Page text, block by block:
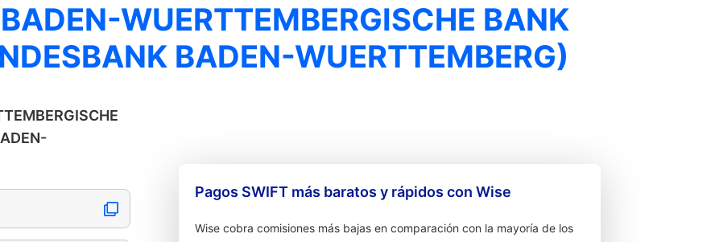
WUERTTEMBERGISCHE BANK
BADEN-WUERTTEMBERG)
Pagos SWIFT más baratos y rápidos con Wise
Wise cobra comisiones más bajas en comparación con la mayoría de los